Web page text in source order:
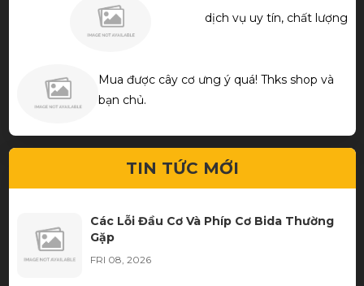
dịch vụ uy tín, chất lượng
Mua được cây cơ ưng ý quá! Thks shop và
bạn chủ.
TIN TỨC MỚI
Các Lỗi Đầu Cơ Và Phíp Cơ Bida Thường
Gặp
FRI 08, 2026